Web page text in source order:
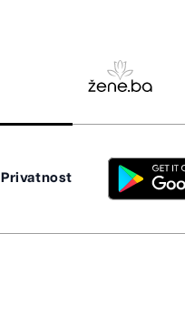
Privatnost